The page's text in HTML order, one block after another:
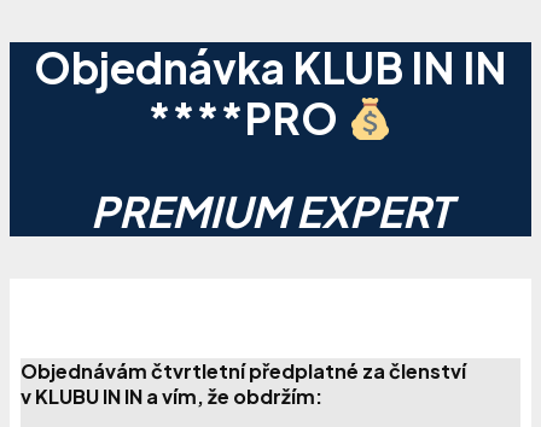
Objednávka KLUB IN IN
****PRO
PREMIUM EXPERT
Objednávám čtvrtletní předplatné za členství
v KLUBU IN IN a vím, že obdržím: